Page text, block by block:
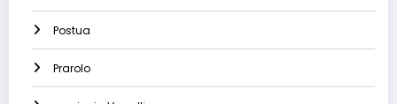
Postua
Prarolo